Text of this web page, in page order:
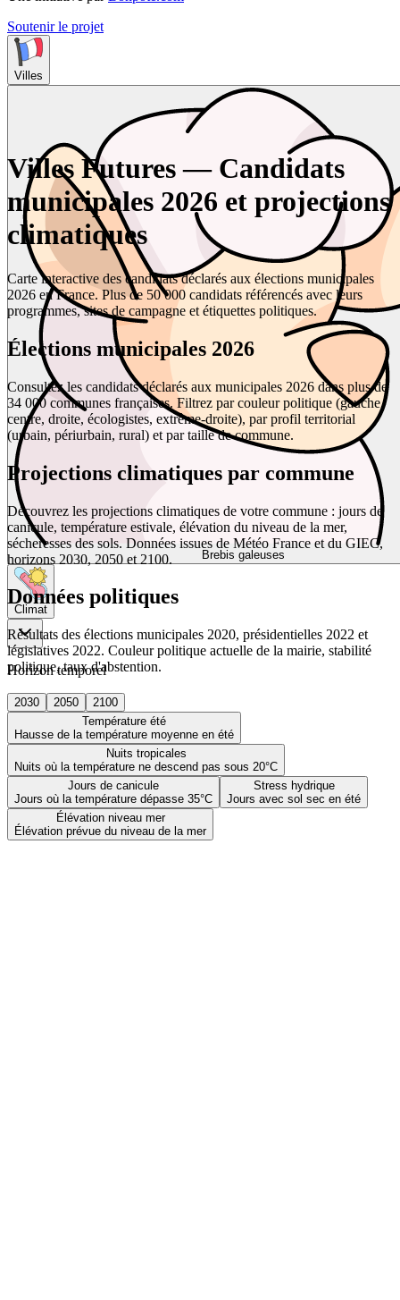
Soutenir le projet
Villes
Brebis galeuses
Climat
Horizon temporel
2030 2050
2100
Température été
Hausse de la température moyenne en été
Nuits tropicales
Nuits où la température ne descend pas sous 20°C
Jours de canicule
Jours où la température dépasse 35°C
Stress hydrique
Jours avec sol sec en été
Élévation niveau mer
Élévation prévue du niveau de la mer
Villes Futures — Candidats
municipales 2026 et projections
climatiques
Carte interactive des candidats déclarés aux élections municipales
2026 en France. Plus de 50 000 candidats référencés avec leurs
programmes, sites de campagne et étiquettes politiques.
Élections municipales 2026
Consultez les candidats déclarés aux municipales 2026 dans plus de
34 000 communes françaises. Filtrez par couleur politique (gauche,
centre, droite, écologistes, extrême-droite), par profil territorial
(urbain, périurbain, rural) et par taille de commune.
Projections climatiques par commune
Découvrez les projections climatiques de votre commune : jours de
canicule, température estivale, élévation du niveau de la mer,
sécheresses des sols. Données issues de Météo France et du GIEC,
horizons 2030, 2050 et 2100.
Données politiques
Résultats des élections municipales 2020, présidentielles 2022 et
législatives 2022. Couleur politique actuelle de la mairie, stabilité
politique, taux d'abstention.